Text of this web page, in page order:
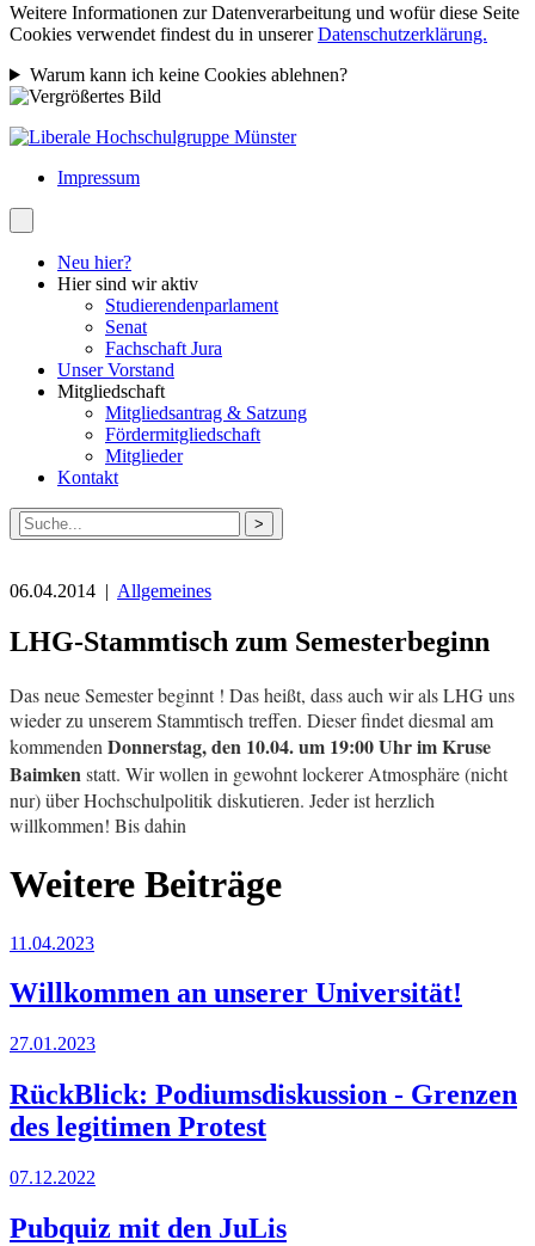
Weitere Informationen zur Datenverarbeitung und wofür diese Seite
Cookies verwendet findest du in unsererDatenschutzerklärung.
Warum kann ich keine Cookies ablehnen?
Impressum
Neu hier?
Hier sind wir aktiv
Studierendenparlament
Senat
Fachschaft Jura
Unser Vorstand
Mitgliedschaft
Mitgliedsantrag & Satzung
Fördermitgliedschaft
Mitglieder
Kontakt
Suche
nach:
06.04.2014 | Allgemeines
LHG-Stammtisch zum Semesterbeginn
Das neue Semester beginnt ! Das heißt, dass auch wir als LHG uns
wieder zu unserem Stammtisch treffen. Dieser findet diesmal am
kommenden Donnerstag, den 10.04. um 19:00 Uhr imKruse
Baimkenstatt. Wir wollen in gewohnt lockerer Atmosphäre (nicht
nur) über Hochschulpolitik diskutieren. Jeder ist herzlich
willkommen! Bis dahin
Weitere Beiträge
11.04.2023
Willkommen an unserer Universität!
27.01.2023
RückBlick: Podiumsdiskussion - Grenzen
des legitimen Protest
07.12.2022
Pubquiz mit den JuLis